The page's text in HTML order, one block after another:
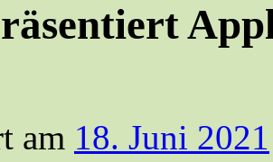
am 18. Juni 2021